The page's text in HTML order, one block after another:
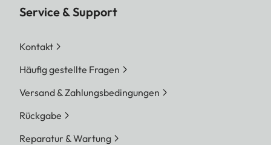
Service & Support
Kontakt
Häufig gestellte Fragen
Versand & Zahlungsbedingungen
Rückgabe
Reparatur & Wartung